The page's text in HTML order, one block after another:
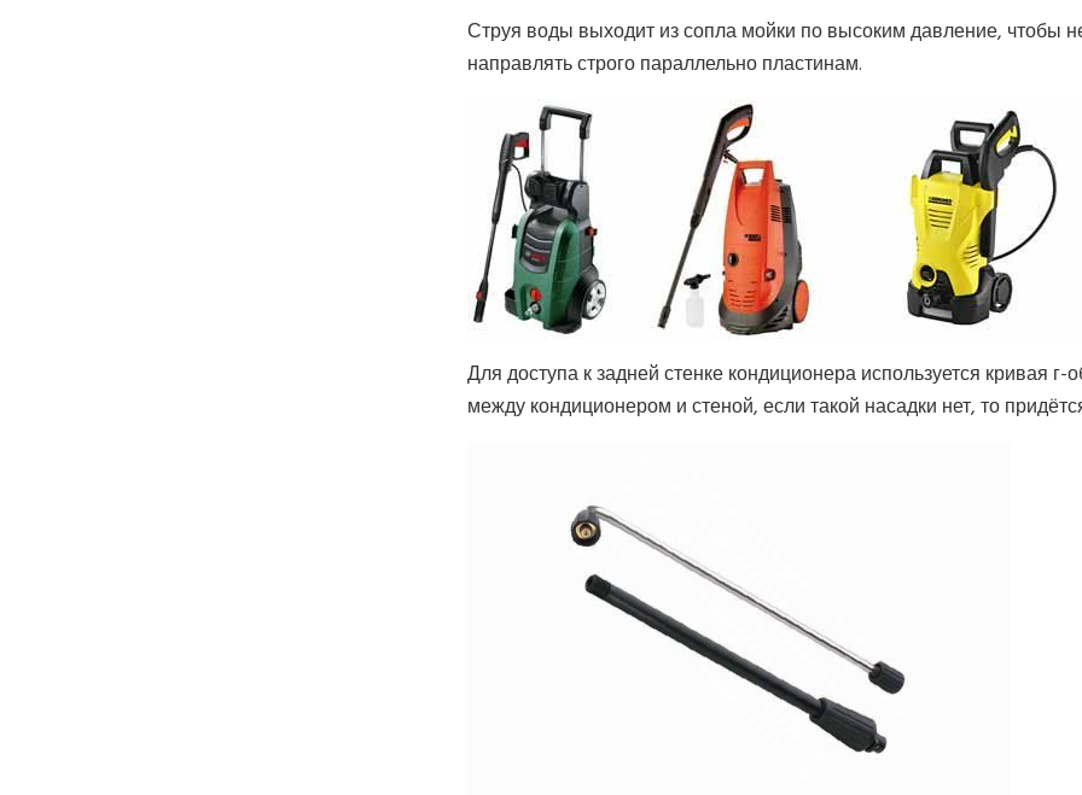
Струя воды выходит из сопла мойки по высоким давление, чтобы
направлять строго параллельно пластинам.
Для доступа к задней стенке кондиционера используется кривая
между кондиционером и стеной, если такой насадки нет, то